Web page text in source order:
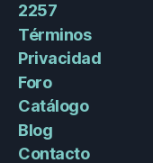
2257
Términos
Privacidad
Foro
Catálogo
Blog
Contacto